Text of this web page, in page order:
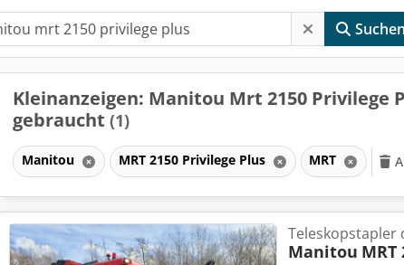
Suchen
Kleinanzeigen: Manitou Mrt 2150 Privilege
gebraucht (1)
Manitou MRT 2150 Privilege Plus MRT
Teleskopstapler
Manitou